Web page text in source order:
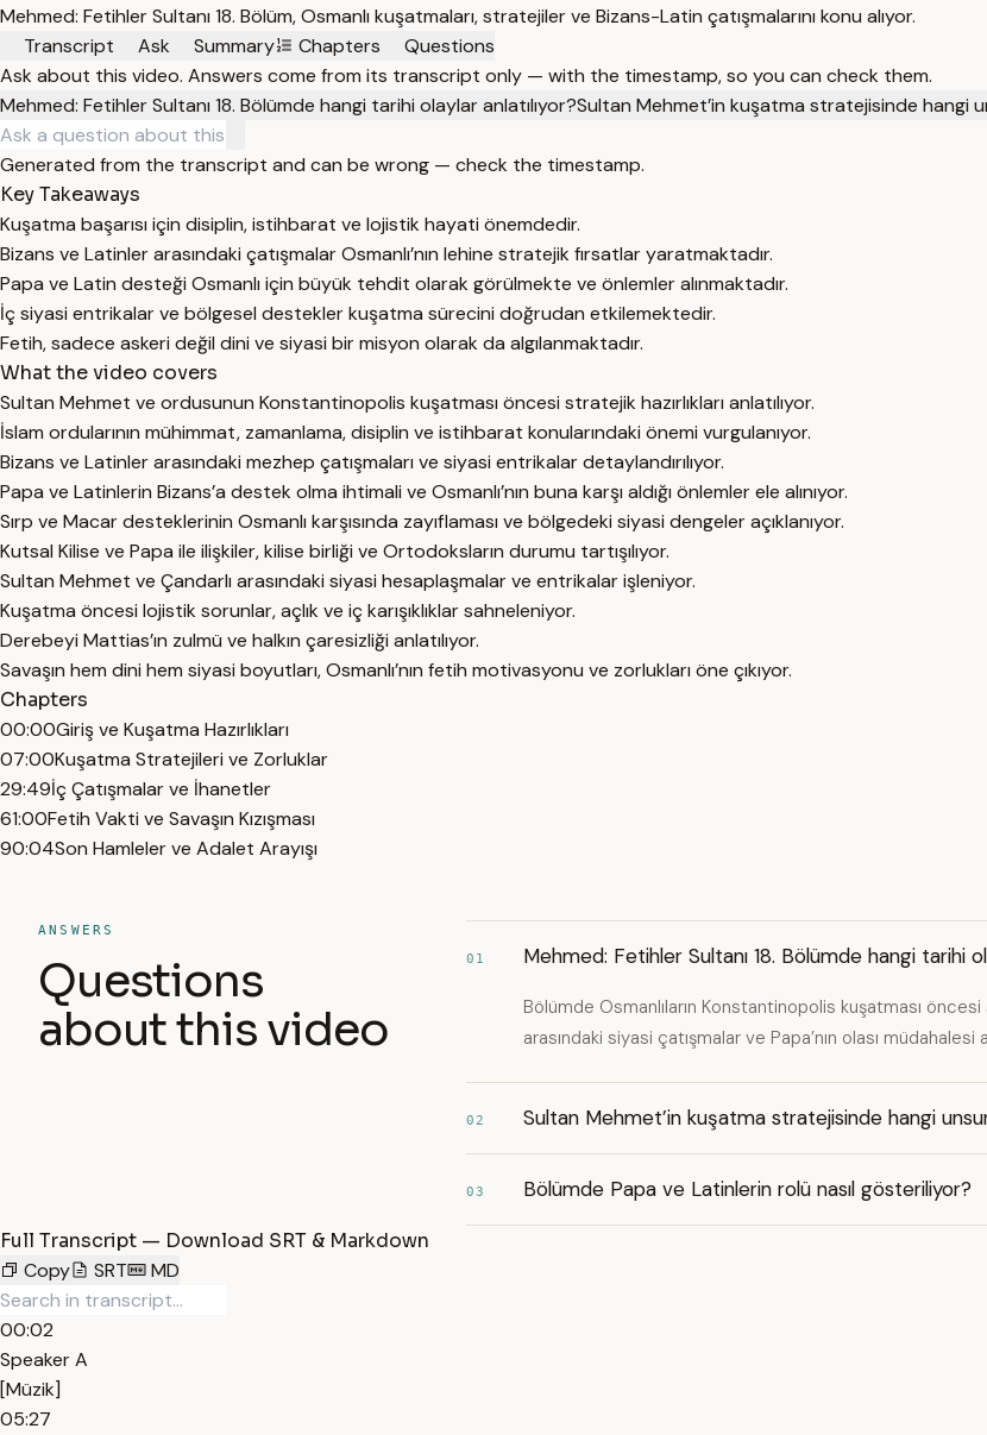
Mehmed: Fetihler Sultanı 18. Bölüm, Osmanlı kuşatmaları, stratejiler ve Bizans-Latin çatışmalarını konu alıyor.
Transcript
Ask Summary Chapters
Questions
Ask about this video. Answers come from its transcript only — with the timestamp, so you can check them.
Mehmed: Fetihler Sultanı 18. Bölümde hangi tarihi olaylar anlatılıyor?Sultan Mehmet’in kuşatma stratejisinde hangi
Generated from the transcript and can be wrong — check the timestamp.
Key Takeaways
Kuşatma başarısı için disiplin, istihbarat ve lojistik hayati önemdedir.
Bizans ve Latinler arasındaki çatışmalar Osmanlı’nın lehine stratejik fırsatlar yaratmaktadır.
Papa ve Latin desteği Osmanlı için büyük tehdit olarak görülmekte ve önlemler alınmaktadır.
İç siyasi entrikalar ve bölgesel destekler kuşatma sürecini doğrudan etkilemektedir.
Fetih, sadece askeri değil dini ve siyasi bir misyon olarak da algılanmaktadır.
What the video covers
Sultan Mehmet ve ordusunun Konstantinopolis kuşatması öncesi stratejik hazırlıkları anlatılıyor.
İslam ordularının mühimmat, zamanlama, disiplin ve istihbarat konularındaki önemi vurgulanıyor.
Bizans ve Latinler arasındaki mezhep çatışmaları ve siyasi entrikalar detaylandırılıyor.
Papa ve Latinlerin Bizans’a destek olma ihtimali ve Osmanlı’nın buna karşı aldığı önlemler ele alınıyor.
Sırp ve Macar desteklerinin Osmanlı karşısında zayıflaması ve bölgedeki siyasi dengeler açıklanıyor.
Kutsal Kilise ve Papa ile ilişkiler, kilise birliği ve Ortodoksların durumu tartışılıyor.
Sultan Mehmet ve Çandarlı arasındaki siyasi hesaplaşmalar ve entrikalar işleniyor.
Kuşatma öncesi lojistik sorunlar, açlık ve iç karışıklıklar sahneleniyor.
Derebeyi Mattias’ın zulmü ve halkın çaresizliği anlatılıyor.
Savaşın hem dini hem siyasi boyutları, Osmanlı’nın fetih motivasyonu ve zorlukları öne çıkıyor.
Chapters
00:00Giriş ve Kuşatma Hazırlıkları
07:00Kuşatma Stratejileri ve Zorluklar
29:49İç Çatışmalar ve İhanetler
61:00Fetih Vakti ve Savaşın Kızışması
90:04Son Hamleler ve Adalet Arayışı
ANSWERS
Questions
about this video
01 Mehmed: Fetihler Sultanı 18. Bölümde hangi tarihi
Bölümde Osmanlıların Konstantinopolis kuşatması öncesi
arasındaki siyasi çatışmalar ve Papa’nın olası müdahalesi
02 Sultan Mehmet’in kuşatma stratejisinde hangi
03 Bölümde Papa ve Latinlerin rolü nasıl gösteriliyor?
Full Transcript — Download SRT & Markdown
Copy
SRT MD
00:02
Speaker A
[Müzik]
05:27